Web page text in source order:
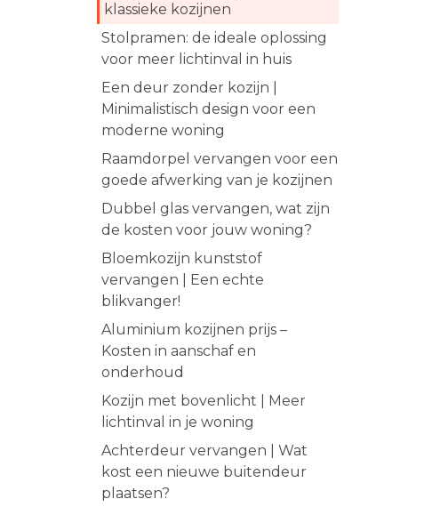
klassieke kozijnen
Stolpramen: de ideale oplossing
voor meer lichtinval in huis
Een deur zonder kozijn |
Minimalistisch design voor een
moderne woning
Raamdorpel vervangen voor een
goede afwerking van je kozijnen
Dubbel glas vervangen, wat zijn
de kosten voor jouw woning?
Bloemkozijn kunststof
vervangen | Een echte
blikvanger!
Aluminium kozijnen prijs –
Kosten in aanschaf en
onderhoud
Kozijn met bovenlicht | Meer
lichtinval in je woning
Achterdeur vervangen | Wat
kost een nieuwe buitendeur
plaatsen?